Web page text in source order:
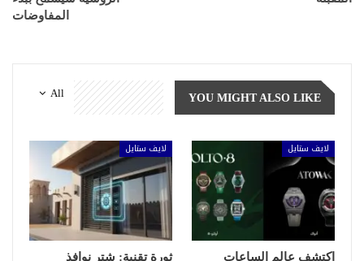
المفاوضات
All YOU MIGHT ALSO LIKE
لايف ستايل
اكتشف عالم الساعات
لايف ستايل
ثورة تقنية: شتر نوافذ